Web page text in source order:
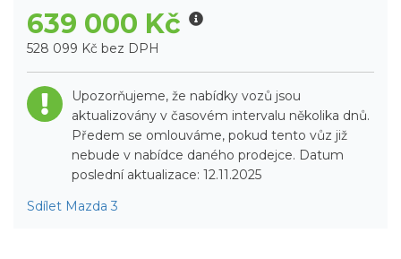
639 000 Kč
528 099 Kč bez DPH
Upozorňujeme, že nabídky vozů jsou
aktualizovány v časovém intervalu několika dnů.
Předem se omlouváme, pokud tento vůz již
nebude v nabídce daného prodejce. Datum
poslední aktualizace: 12.11.2025
Sdílet Mazda 3